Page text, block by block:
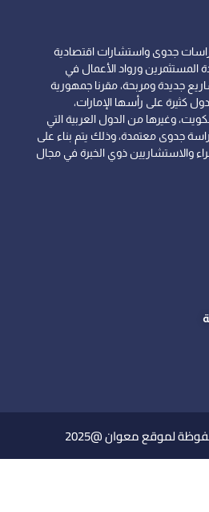
جدوى واستشارات اقتصادية
ورواد الأعمال في
جديدة ومربحة، مقرنا جمهورية
كثيرة على رأسها الإمارات،
وغيرها من الدول العربية التي
جدوى معتمدة، وذلك يتم بناء على
والاستشاريين ذوي الخبرة في مجال
لموقع معوان @2025